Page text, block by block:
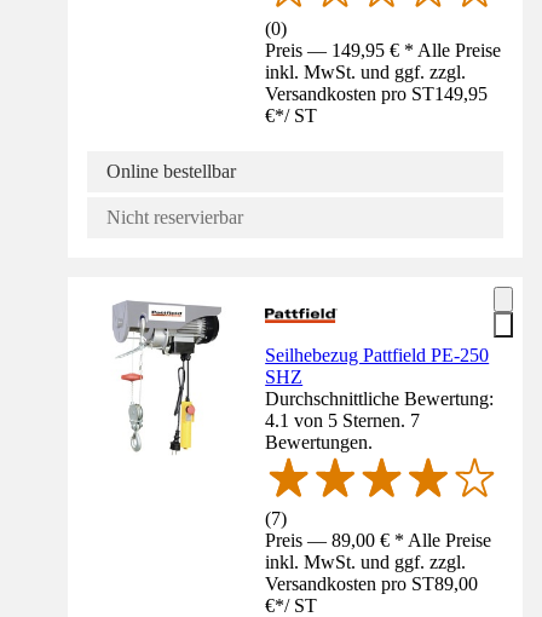
(0)
Preis — 149,95 € * Alle Preise
inkl. MwSt. und ggf. zzgl.
Versandkosten pro ST149,95
€*/ ST
Online bestellbar
Nicht reservierbar
Seilhebezug Pattfield PE-250
SHZ
Durchschnittliche Bewertung:
4.1 von 5 Sternen. 7
Bewertungen.
(7)
Preis — 89,00 € * Alle Preise
inkl. MwSt. und ggf. zzgl.
Versandkosten pro ST89,00
€*/ ST